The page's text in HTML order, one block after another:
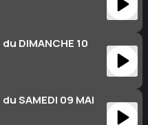
DIMANCHE 10
SAMEDI 09 MAI